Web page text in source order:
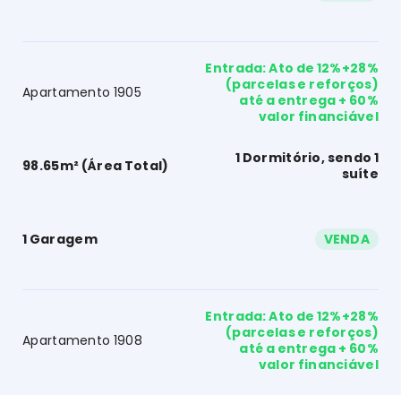
Apartamento 1905
98.65m² (Área Total)
1 Dormitório, sendo 1
suíte
1 Garagem
Entrada: Ato de 12%+28%
(parcelas e reforços)
até a entrega + 60%
valor financiável
VENDA
Apartamento 1908
Entrada: Ato de 12%+28%
(parcelas e reforços)
até a entrega + 60%
valor financiável